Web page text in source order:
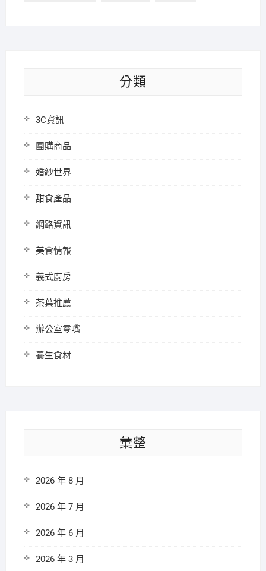
分類
3C資訊
團購商品
婚紗世界
甜食產品
網路資訊
美食情報
義式廚房
茶葉推薦
辦公室零嘴
養生食材
彙整
2026 年 8 月
2026 年 7 月
2026 年 6 月
2026 年 3 月